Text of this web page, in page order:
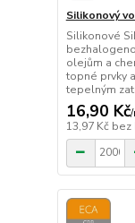
Silikonový
Silikonové
olejům a
topné prvky
tepelným
16,90 Kč/
13,97 Kč bez